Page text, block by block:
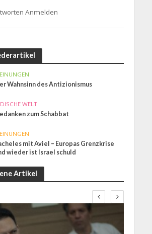
Anmelden
Wahnsinn des Antizionismus
WELT
zum Schabbat
mit Aviel – Europas Grenzkrise
wieder ist Israel schuld
Artikel